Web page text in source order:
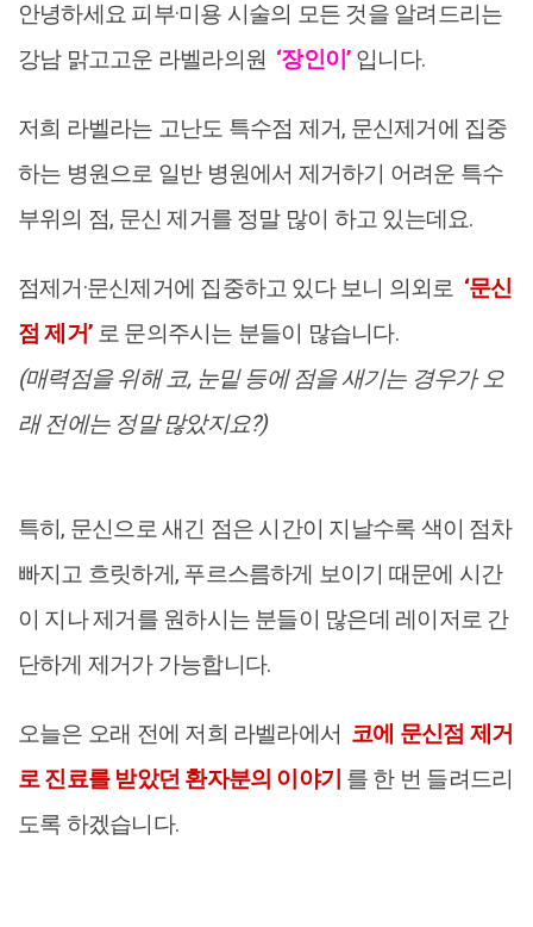
안녕하세요 피부·미용 시술의 모든 것을 알려드리는
강남 맑고고운 라벨라의원 ‘장인이’ 입니다.
저희 라벨라는 고난도 특수점 제거, 문신제거에 집중
하는 병원으로 일반 병원에서 제거하기 어려운 특수
부위의 점, 문신 제거를 정말 많이 하고 있는데요.
점제거·문신제거에 집중하고 있다 보니 의외로 ‘문신
점 제거’ 로 문의주시는 분들이 많습니다.
(매력점을 위해 코, 눈밑 등에 점을 새기는 경우가 오
래 전에는 정말 많았지요?)
특히, 문신으로 새긴 점은 시간이 지날수록 색이 점차
빠지고 흐릿하게, 푸르스름하게 보이기 때문에 시간
이 지나 제거를 원하시는 분들이 많은데 레이저로 간
단하게 제거가 가능합니다.
오늘은 오래 전에 저희 라벨라에서 코에 문신점 제거
로 진료를 받았던 환자분의 이야기 를 한 번 들려드리
도록 하겠습니다.